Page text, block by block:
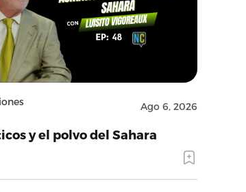
Ago 6, 2026
y el polvo del Sahara